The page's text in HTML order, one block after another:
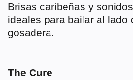
Brisas caribeñas y
ideales para bailar al lado
gosadera.
The Cure